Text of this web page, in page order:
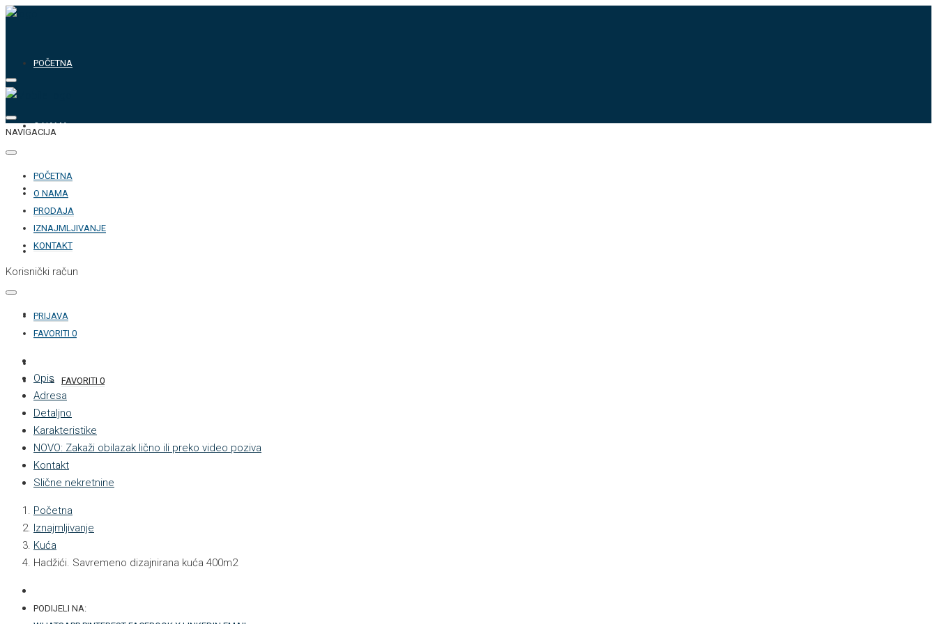
POČETNA
O NAMA
PRODAJA
IZNAJMLJIVANJE
KONTAKT
FAVORITI 0
NAVIGACIJA
POČETNA
O NAMA
PRODAJA
IZNAJMLJIVANJE
KONTAKT
Korisnički račun
PRIJAVA
FAVORITI 0
Opis
Adresa
Detaljno
Karakteristike
NOVO: Zakaži obilazak lično ili preko video poziva
Kontakt
Slične nekretnine
Početna
Iznajmljivanje
Kuća
Hadžići. Savremeno dizajnirana kuća 400m2
PODIJELI NA: